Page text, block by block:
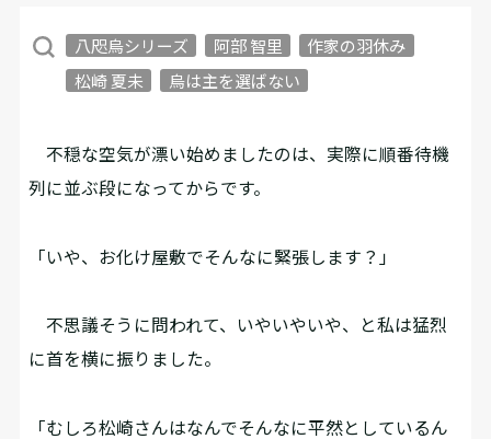
八咫烏シリーズ 阿部 智里
作家の羽休み
松崎 夏未
烏は主を選ばない
不穏な空気が漂い始めましたのは、実際に順番待機
列に並ぶ段になってからです。
「いや、お化け屋敷でそんなに緊張します？」
不思議そうに問われて、いやいやいや、と私は猛烈
に首を横に振りました。
「むしろ松崎さんはなんでそんなに平然としているん